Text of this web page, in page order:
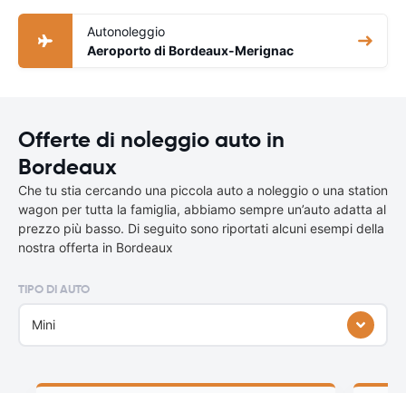
Autonoleggio
Aeroporto di Bordeaux-Merignac
Offerte di noleggio auto in
Bordeaux
Che tu stia cercando una piccola auto a noleggio o una station
wagon per tutta la famiglia, abbiamo sempre un’auto adatta al
prezzo più basso. Di seguito sono riportati alcuni esempi della
nostra offerta in Bordeaux
TIPO DI AUTO
Mini